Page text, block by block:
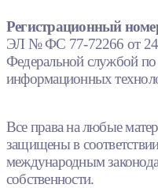
Регистрационный
ЭЛ № ФС 77-72266 от
Федеральной службой по
информационных
Все права на любые
защищены в
международным
собственности.